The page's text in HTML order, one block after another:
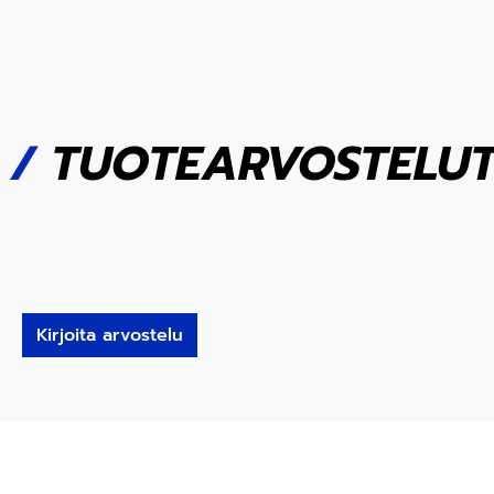
/
Kirjoita arvostelu